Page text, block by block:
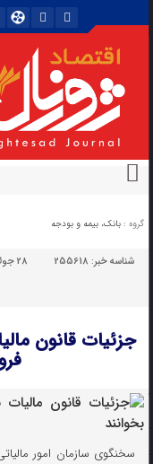
گروه : بانک، بیمه و بودجه
شناسه خبر:255618 28 جولای 2025 - 21:10
جزئیات قانون
سخنگوی سازمان امور